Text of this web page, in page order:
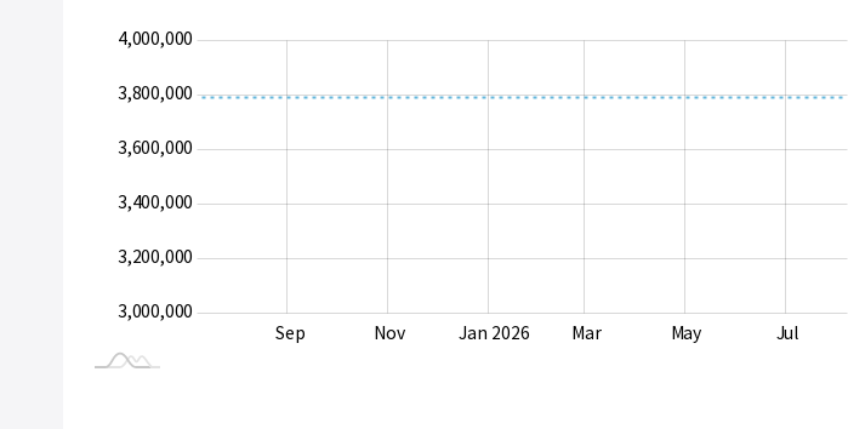
3,000,000
3,200,000
3,400,000
3,600,000
3,800,000
4,000,000
Sep Nov Jan 2026 Mar May Jul